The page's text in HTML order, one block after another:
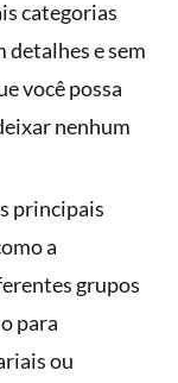
categorias
detalhes e sem
você possa
nenhum
principais
a
grupos
para
ou